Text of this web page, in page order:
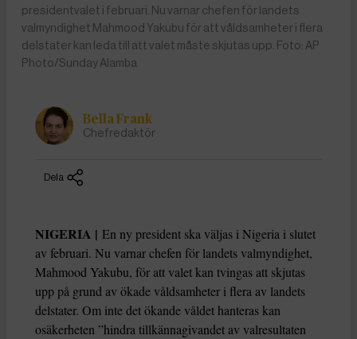
presidentvalet i februari. Nu varnar chefen för landets
valmyndighet Mahmood Yakubu för att våldsamheter i flera
delstater kan leda till att valet måste skjutas upp. Foto: AP
Photo/Sunday Alamba
Bella Frank
Chefredaktör
Dela
NIGERIA | En ny president ska väljas i Nigeria i slutet
av februari. Nu varnar chefen för landets valmyndighet,
Mahmood Yakubu, för att valet kan tvingas att skjutas
upp på grund av ökade våldsamheter i flera av landets
delstater. Om inte det ökande våldet hanteras kan
osäkerheten ”hindra tillkännagivandet av valresultaten